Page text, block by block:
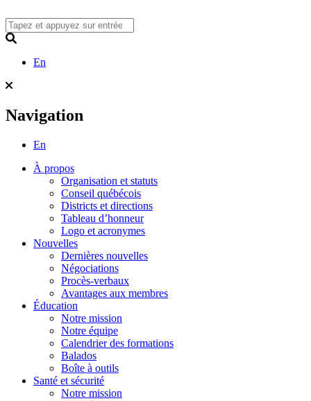
to
content
En
Navigation
En
À propos
Organisation et statuts
Conseil québécois
Districts et directions
Tableau d’honneur
Logo et acronymes
Nouvelles
Dernières nouvelles
Négociations
Procès-verbaux
Avantages aux membres
Éducation
Notre mission
Notre équipe
Calendrier des formations
Balados
Boîte à outils
Santé et sécurité
Notre mission